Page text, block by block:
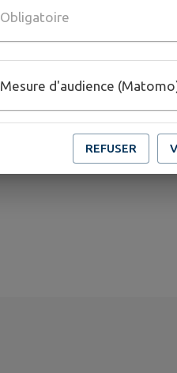
convivial et festif ✨
INFOS &
Billetterie HELLO ASSO :
coeur/evenements/
Remi VINGERT 06 52
Thérèse PAULETIG :
Obligatoire
Mesure d'audience
REFUSER